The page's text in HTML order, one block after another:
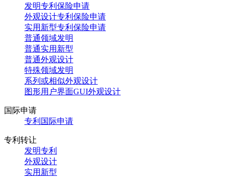
发明专利保险申请
外观设计专利保险申请
实用新型专利保险申请
普通领域发明
普通实用新型
普通外观设计
特殊领域发明
系列或相似外观设计
图形用户界面GUI外观设计
国际申请
专利国际申请
专利转让
发明专利
外观设计
实用新型